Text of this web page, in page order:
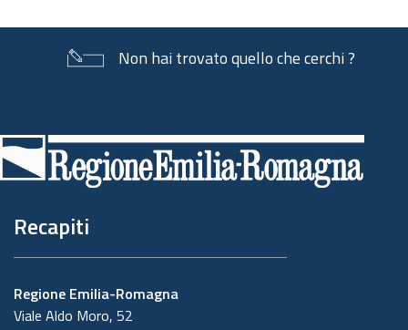
Non hai trovato quello che cerchi ?
di
pagina
Recapiti
Regione Emilia-Romagna
Viale Aldo Moro, 52